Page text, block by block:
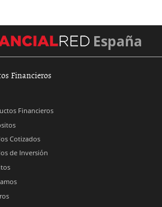
España
Financieros
Financieros
Cotizados
de Inversión